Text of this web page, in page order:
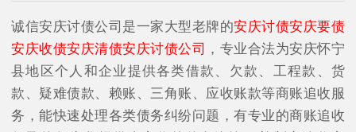
诚信安庆讨债公司是一家大型老牌的安庆讨债安庆要债
安庆收债安庆清债安庆讨债公司 ，专业合法为安庆怀宁
县地区个人和企业提供各类借款、欠款、工程款、货
款、疑难债款、赖账、三角账、应收账款等商账追收服
务，能快速处理各类债务纠纷问题，有专业的商账追收